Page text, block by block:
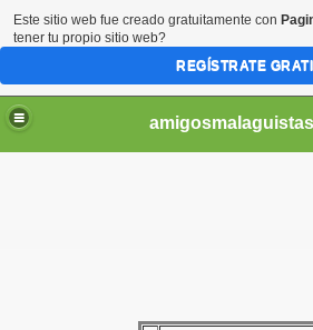
Este sitio web fue creado gratuitamente con
tener tu propio sitio web?
REGÍSTRATE